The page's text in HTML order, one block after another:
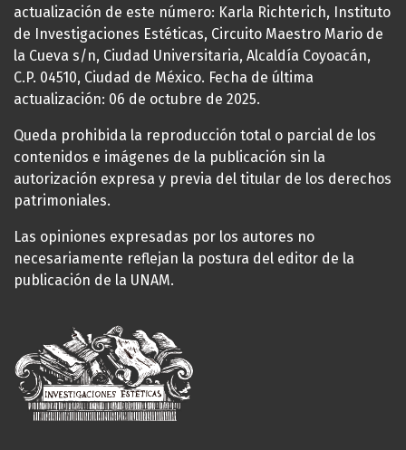
actualización de este número: Karla Richterich, Instituto
de Investigaciones Estéticas, Circuito Maestro Mario de
la Cueva s/n, Ciudad Universitaria, Alcaldía Coyoacán,
C.P. 04510, Ciudad de México. Fecha de última
actualización: 06 de octubre de 2025.
Queda prohibida la reproducción total o parcial de los
contenidos e imágenes de la publicación sin la
autorización expresa y previa del titular de los derechos
patrimoniales.
Las opiniones expresadas por los autores no
necesariamente reflejan la postura del editor de la
publicación de la UNAM.